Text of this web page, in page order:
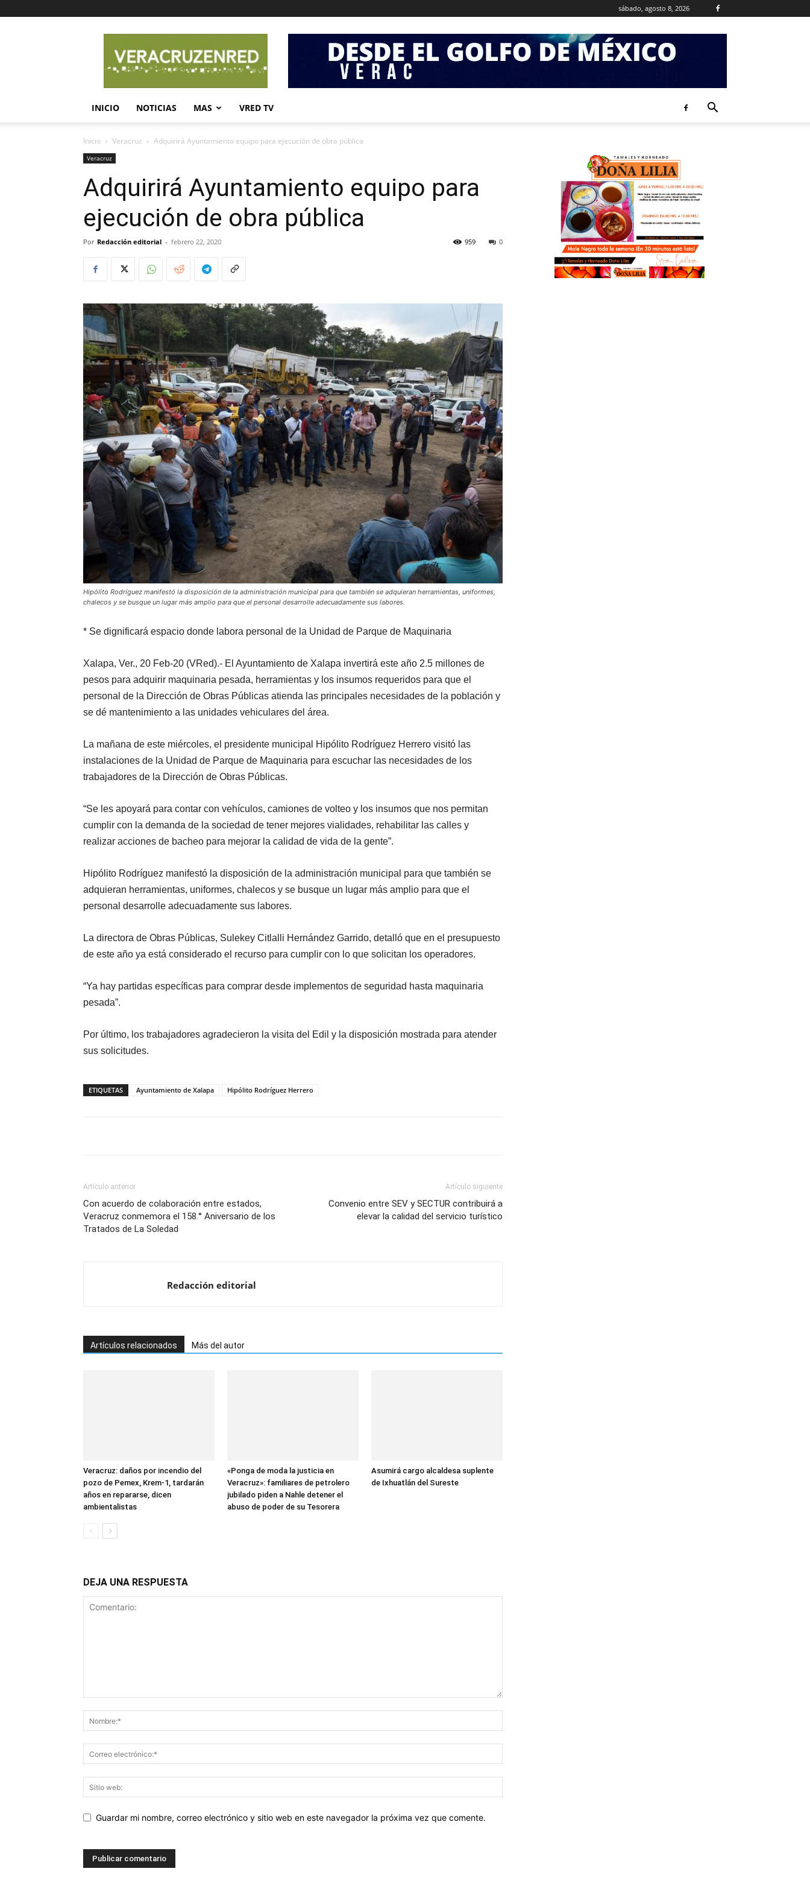
sábado, agosto 8, 2026
en
Red
INICIO NOTICIAS MAS VRED TV
Inicio Veracruz Adquirirá Ayuntamiento equipo para ejecución de obra pública
Veracruz
Adquirirá Ayuntamiento equipo para
ejecución de obra pública
Por Redacción editorial - febrero 22, 2020 0
959
Hipólito Rodríguez manifestó la disposición de la administración municipal para que también se adquieran herramientas, uniformes,
chalecos y se busque un lugar más amplio para que el personal desarrolle adecuadamente sus labores.
* Se dignificará espacio donde labora personal de la Unidad de Parque de Maquinaria
Xalapa, Ver., 20 Feb-20 (VRed).- El Ayuntamiento de Xalapa invertirá este año 2.5 millones de
pesos para adquirir maquinaria pesada, herramientas y los insumos requeridos para que el
personal de la Dirección de Obras Públicas atienda las principales necesidades de la población y
se dé mantenimiento a las unidades vehiculares del área.
La mañana de este miércoles, el presidente municipal Hipólito Rodríguez Herrero visitó las
instalaciones de la Unidad de Parque de Maquinaria para escuchar las necesidades de los
trabajadores de la Dirección de Obras Públicas.
“Se les apoyará para contar con vehículos, camiones de volteo y los insumos que nos permitan
cumplir con la demanda de la sociedad de tener mejores vialidades, rehabilitar las calles y
realizar acciones de bacheo para mejorar la calidad de vida de la gente”.
Hipólito Rodríguez manifestó la disposición de la administración municipal para que también se
adquieran herramientas, uniformes, chalecos y se busque un lugar más amplio para que el
personal desarrolle adecuadamente sus labores.
La directora de Obras Públicas, Sulekey Citlalli Hernández Garrido, detalló que en el presupuesto
de este año ya está considerado el recurso para cumplir con lo que solicitan los operadores.
“Ya hay partidas específicas para comprar desde implementos de seguridad hasta maquinaria
pesada”.
Por último, los trabajadores agradecieron la visita del Edil y la disposición mostrada para atender
sus solicitudes.
ETIQUETAS Ayuntamiento de Xalapa Hipólito Rodríguez Herrero
Artículo anterior
Con acuerdo de colaboración entre estados,
Veracruz conmemora el 158.° Aniversario de los
Tratados de La Soledad
Artículo siguiente
Convenio entre SEV y SECTUR contribuirá a
elevar la calidad del servicio turístico
Redacción editorial
Artículos relacionados Más del autor
Veracruz: daños por incendio del
pozo de Pemex, Krem-1, tardarán
años en repararse, dicen
ambientalistas
«Ponga de moda la justicia en
Veracruz»: familiares de petrolero
jubilado piden a Nahle detener el
abuso de poder de su Tesorera
Asumirá cargo alcaldesa suplente
de Ixhuatlán del Sureste
DEJA UNA RESPUESTA
Guardar mi nombre, correo electrónico y sitio web en este navegador la próxima vez que comente.